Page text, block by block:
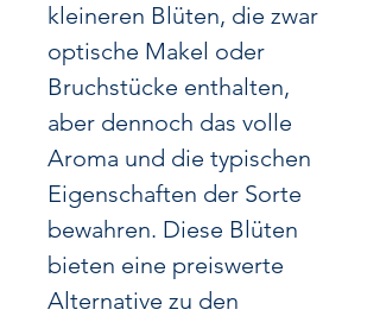
kleineren Blüten, die zwar
optische Makel oder
Bruchstücke enthalten,
aber dennoch das volle
Aroma und die typischen
Eigenschaften der Sorte
bewahren. Diese Blüten
bieten eine preiswerte
Alternative zu den